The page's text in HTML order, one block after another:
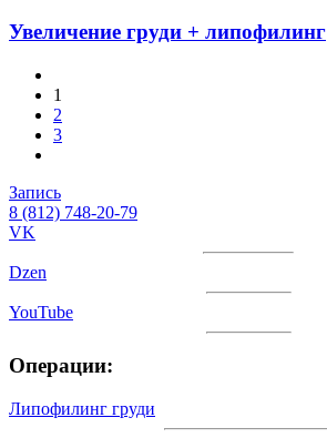
Увеличение груди + липофилинг
1
2
3
Запись
8 (812) 748-20-79
VK
Dzen
YouTube
Операции:
Липофилинг груди